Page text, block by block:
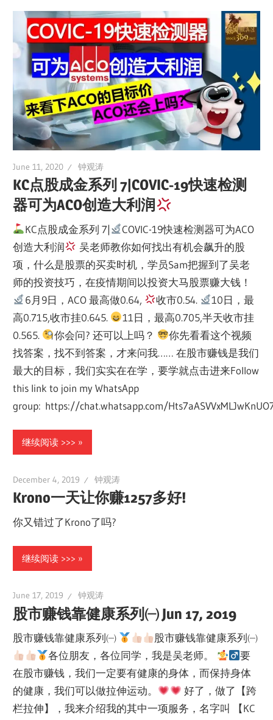
June 11, 2020 钟观涛
KC点股成金系列 7|COVIC-19快速检测
器可为ACO创造大利润
KC点股成金系列 7|
COVIC-19快速检测器可为ACO
创造大利润
吴老师教你如何找出有机会飙升的股
项，什么是股票的买卖时机，学员Sam把握到了吴老
师的投资技巧，在疫情期间以投资大马股票赚大钱！
6月9日，ACO 最高做0.64,
收市0.54.
10日，最
高0.715,收市挂0.645.
11日，最高0.705,半天收市挂
0.565.
你会问? 还可以上吗？
你先看看这个视频
找答案，找不到答案，才来问我…… 在股市赚钱是我们
最大的目标，我们实实在在学，要学就点击进来Follow
this link to join my WhatsApp
group: https://chat.whatsapp.com/
继续阅读 >>>
December 4, 2019 钟观涛
Krono一天让你赚1257多好!
你又错过了Krono了吗?
继续阅读 >>>
June 17, 2019 钟观涛
股市赚钱靠健康系列㈠ Jun 17, 2019
股市赚钱靠健康系列㈠
股市赚钱靠健康系列㈠
各位朋友，各位同学，我是吴老师。
要
在股市赚钱，我们一定要有健康的身体，而保持身体
的健康，我们可以做拉伸运动。
好了，做了【跨
栏拉伸】，我来介绍我的其中一项服务，名字叫 【KC